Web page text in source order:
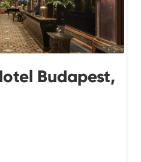
Budapest,